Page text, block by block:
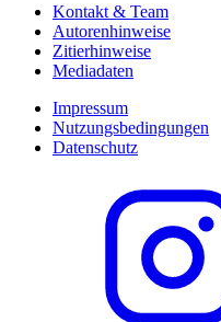
Kontakt & Team
Autorenhinweise
Zitierhinweise
Mediadaten
Impressum
Nutzungsbedingungen
Datenschutz